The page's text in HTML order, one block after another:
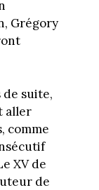
Grégory
de suite,
aller
comme
XV de
de